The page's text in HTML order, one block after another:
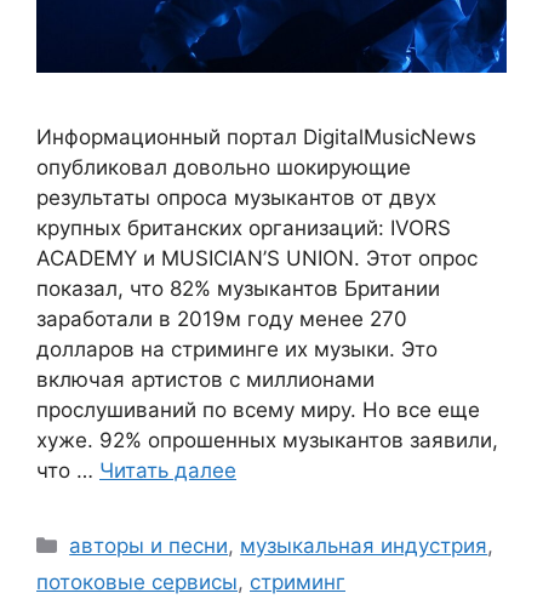
Информационный портал DigitalMusicNews
опубликовал довольно шокирующие
результаты опроса музыкантов от двух
крупных британских организаций: IVORS
ACADEMY и MUSICIAN’S UNION. Этот опрос
показал, что 82% музыкантов Британии
заработали в 2019м году менее 270
долларов на стриминге их музыки. Это
включая артистов с миллионами
прослушиваний по всему миру. Но все еще
хуже. 92% опрошенных музыкантов заявили,
что … Читать далее
Рубрики
авторы и песни, музыкальная индустрия,
потоковые сервисы, стриминг